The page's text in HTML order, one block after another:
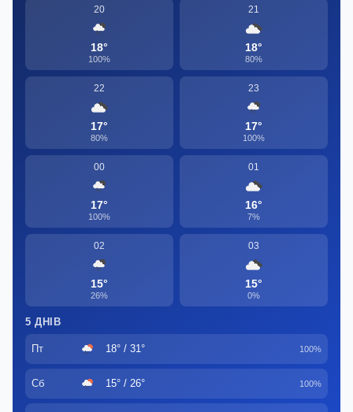
20
18°
100%
21
18°
80%
22
17°
80%
23
17°
100%
00
17°
100%
01
16°
7%
02
15°
26%
03
15°
0%
5 ДНІВ
Пт 18° / 31° 100%
Сб 15° / 26° 100%